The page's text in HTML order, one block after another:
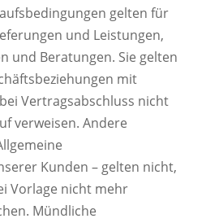
gelten für
und Leistungen,
und Beratungen. Sie gelten
mit
Vertragsabschluss nicht
verweisen. Andere
Kunden – gelten nicht,
Vorlage nicht mehr
Mündliche